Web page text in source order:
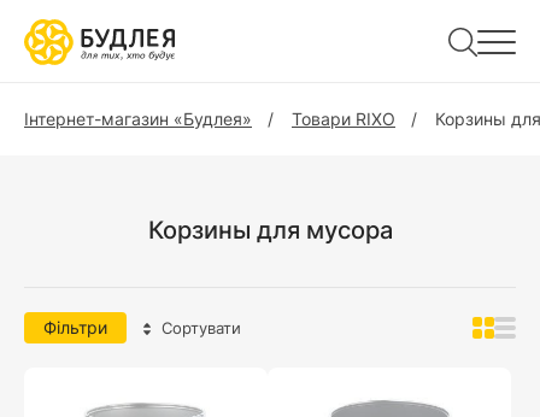
Інтернет-магазин «Будлея» Товари RIXO Корзины
Корзины для мусора
Фільтри Сортувати